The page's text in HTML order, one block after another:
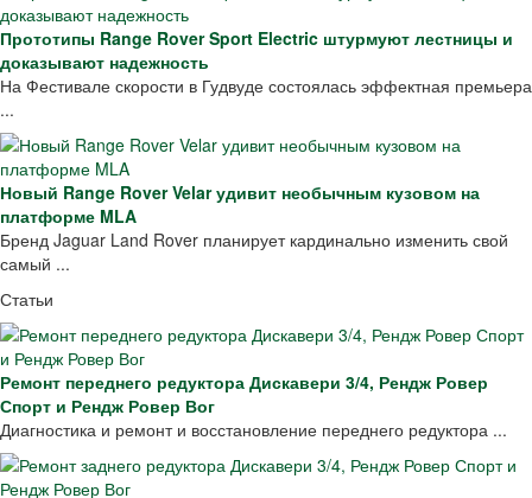
Прототипы Range Rover Sport Electric штурмуют лестницы и
доказывают надежность
На Фестивале скорости в Гудвуде состоялась эффектная премьера
...
Новый Range Rover Velar удивит необычным кузовом на
платформе MLA
Бренд Jaguar Land Rover планирует кардинально изменить свой
самый ...
Статьи
Ремонт переднего редуктора Дискавери 3/4, Рендж Ровер
Спорт и Рендж Ровер Вог
Диагностика и ремонт и восстановление переднего редуктора ...